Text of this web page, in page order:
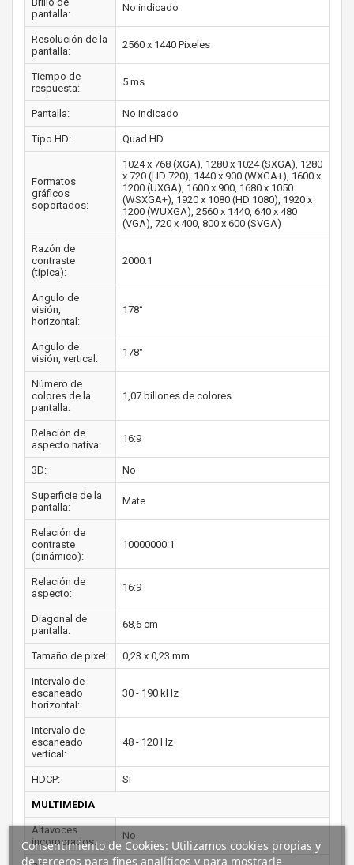
pantalla:
No indicado
Resolución de la
pantalla:
2560 x 1440 Pixeles
Tiempo de
respuesta:
5 ms
Pantalla: No indicado
Tipo HD: Quad HD
Formatos
gráficos
soportados:
1024 x 768 (XGA), 1280 x 1024 (SXGA), 1280
x 720 (HD 720), 1440 x 900 (WXGA+), 1600 x
1200 (UXGA), 1600 x 900, 1680 x 1050
(WSXGA+), 1920 x 1080 (HD 1080), 1920 x
1200 (WUXGA), 2560 x 1440, 640 x 480
(VGA), 720 x 400, 800 x 600 (SVGA)
Razón de
contraste
(típica):
2000:1
Ángulo de
visión,
horizontal:
178°
Ángulo de
visión, vertical:
178°
Número de
colores de la
pantalla:
1,07 billones de colores
Relación de
aspecto nativa:
16:9
3D: No
Superficie de la
pantalla:
Mate
Relación de
contraste
(dinámico):
10000000:1
Relación de
aspecto:
16:9
Diagonal de
pantalla:
68,6 cm
Tamaño de pixel: 0,23 x 0,23 mm
Intervalo de
escaneado
horizontal:
30 - 190 kHz
Intervalo de
escaneado
vertical:
48 - 120 Hz
HDCP: Si
MULTIMEDIA
Altavoces
incorporados:
No
Consentimiento de Cookies: Utilizamos cookies propias y
de terceros para fines analíticos y para mostrarle